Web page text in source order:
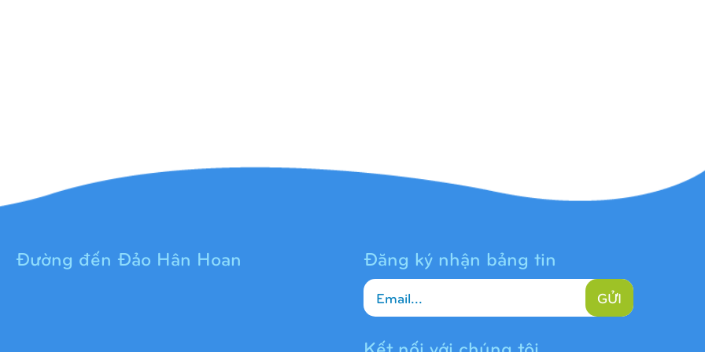
Đường đến Đảo Hân Hoan Đăng ký nhận bảng tin
GỬI